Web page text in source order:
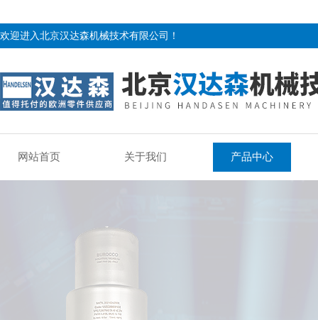
欢迎进入北京汉达森机械技术有限公司！
网站首页 关于我们 产品中心